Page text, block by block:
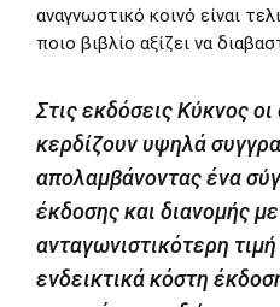
αναγνωστικό κοινό είναι
ποιο βιβλίο αξίζει να
Στις εκδόσεις Κύκνος
κερδίζουν υψηλά
απολαμβάνοντας ένα
έκδοσης και διανομής
ανταγωνιστικότερη
ενδεικτικά κόστη